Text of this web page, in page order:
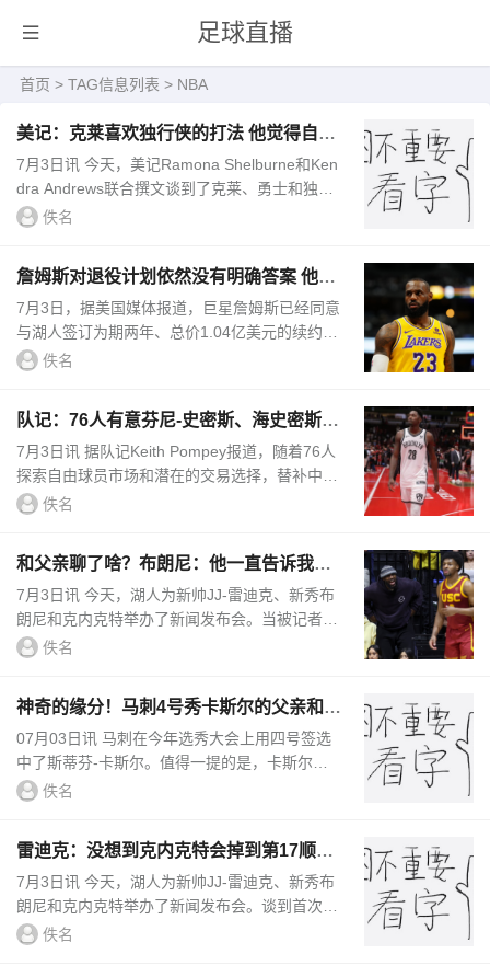
足球直播
首页 > TAG信息列表 > NBA
美记：克莱喜欢独行侠的打法 他觉得自己
是东欧的理想搭档
7月3日讯 今天，美记Ramona Shelburne和Ken
dra Andrews联合撰文谈到了克莱、勇士和独行
侠。文章中称，消息人士透露，克莱喜欢独行侠
佚名
詹姆斯对退役计划依然没有明确答案 他希
望打完一年后再进行选择
7月3日，据美国媒体报道，巨星詹姆斯已经同意
与湖人签订为期两年、总价1.04亿美元的续约合
同。在新的续约合同中包括2025-26赛季提前跳
佚名
队记：76人有意芬尼-史密斯、海史密斯和
布洛克
7月3日讯 据队记Keith Pompey报道，随着76人
探索自由球员市场和潜在的交易选择，替补中锋
保罗-里德预计将被裁掉或交易。报道称，76人
佚名
和父亲聊了啥？布朗尼：他一直告诉我要
有工作态度&努力工作
7月3日讯 今天，湖人为新帅JJ-雷迪克、新秀布
朗尼和克内克特举办了新闻发布会。当被记者问
到自己和老爹聊了篮球的哪些方面，布朗尼说
佚名
神奇的缘分！马刺4号秀卡斯尔的父亲和邓
肯是大学队友
07月03日讯 马刺在今年选秀大会上用四号签选
中了斯蒂芬-卡斯尔。值得一提的是，卡斯尔的
父亲斯戴西-卡斯尔和马刺名宿邓肯是大学队
佚名
雷迪克：没想到克内克特会掉到第17顺位
他能给球队带来补充
7月3日讯 今天，湖人为新帅JJ-雷迪克、新秀布
朗尼和克内克特举办了新闻发布会。谈到首次参
加选秀的感受，雷迪克说道：“我的意思是，我
佚名